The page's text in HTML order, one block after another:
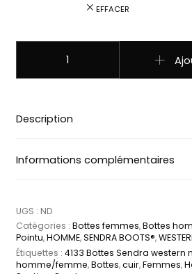
EFFACER
Description
Informations complémentaires
UGS : ND
Catégories : Bottes femmes,Bottes
Pointu,HOMME,SENDRA BOOTS®,
Étiquettes : 4133 Bottes Sendra western
homme/femme,Bottes,cuir,Femmes,